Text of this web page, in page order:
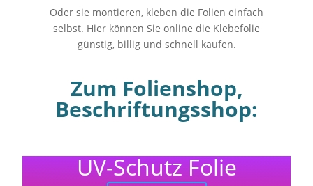
Oder sie montieren, kleben die Folien einfach
selbst. Hier können Sie online die Klebefolie
günstig, billig und schnell kaufen.
Zum Folienshop,
Beschriftungsshop:
UV-Schutz Folie